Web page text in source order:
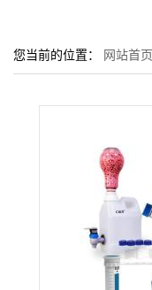
您当前的位置： 网站首页